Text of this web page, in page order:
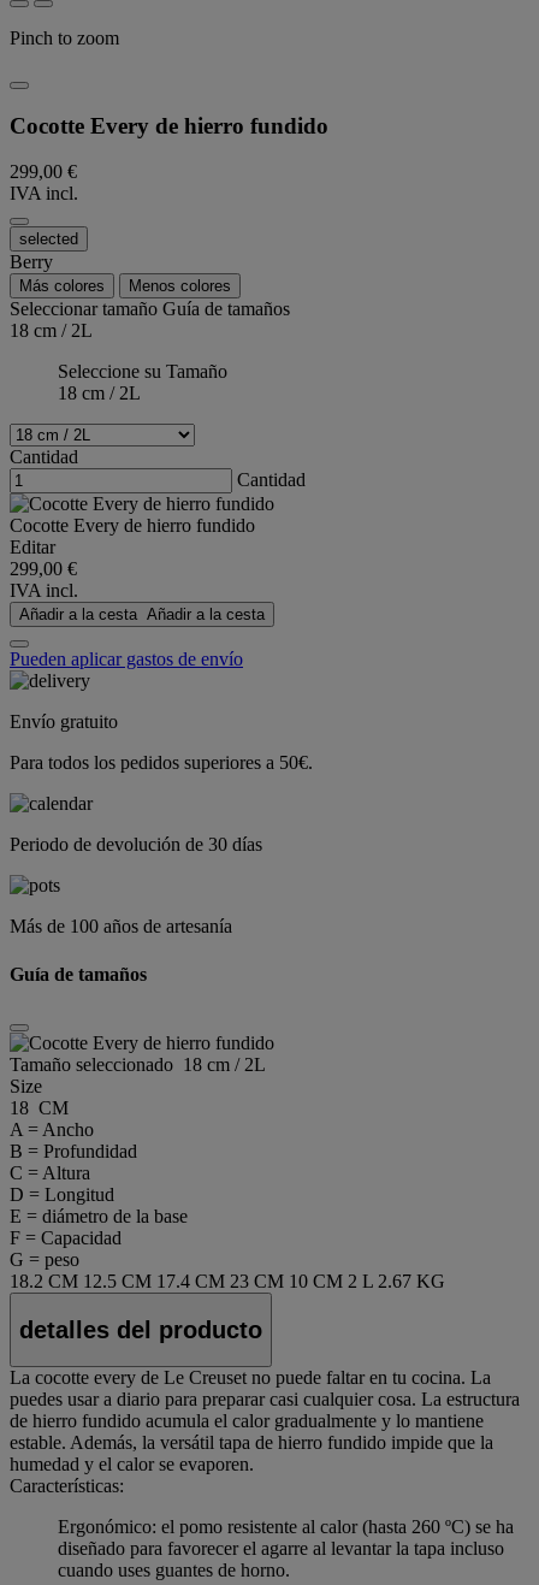
Pinch to zoom
Cocotte Every de hierro fundido
299,00 €
IVA incl.
selected
Berry
Más colores Menos colores
Seleccionar tamaño Guía de tamaños
18 cm / 2L
Seleccione su Tamaño
18 cm / 2L
Cantidad
Cantidad
Cocotte Every de hierro fundido
Editar
299,00 €
IVA incl.
Añadir a la cesta Añadir a la cesta
Pueden aplicar gastos de envío
Envío gratuito
Para todos los pedidos superiores a 50€.
Periodo de devolución de 30 días
Más de 100 años de artesanía
Guía de tamaños
Tamaño seleccionado 18 cm / 2L
Size
18 CM
A = Ancho
B = Profundidad
C = Altura
D = Longitud
E = diámetro de la base
F = Capacidad
G = peso
18.2 CM 12.5 CM 17.4 CM 23 CM 10 CM 2 L 2.67 KG
detalles del producto
La cocotte every de Le Creuset no puede faltar en tu cocina. La
puedes usar a diario para preparar casi cualquier cosa. La estructura
de hierro fundido acumula el calor gradualmente y lo mantiene
estable. Además, la versátil tapa de hierro fundido impide que la
humedad y el calor se evaporen.
Características:
Ergonómico: el pomo resistente al calor (hasta 260 ºC) se ha
diseñado para favorecer el agarre al levantar la tapa incluso
cuando uses guantes de horno.